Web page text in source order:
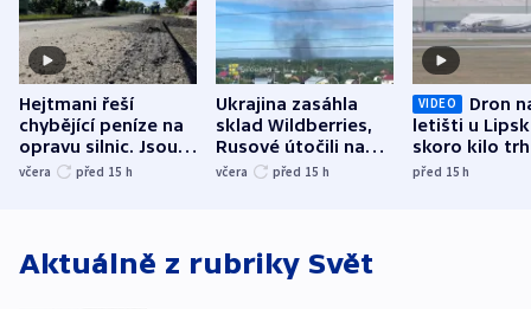
Hejtmani řeší
chybějící peníze na
opravu silnic. Jsou
nenárokové, namítá
včera před 15 h
Ukrajina zasáhla
sklad Wildberries,
Rusové útočili na
trh, hasiče či
včera před 15 h
VIDEO
Dron
letišti u
skoro kilo
indicie
před 15h
Aktuálně z rubriky Svět